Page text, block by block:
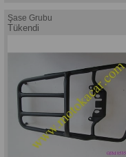
Şase Grubu
Tükendi